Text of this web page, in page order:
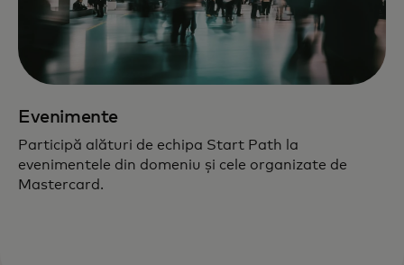
Evenimente
Participă alături de echipa Start Path la
evenimentele din domeniu și cele organizate de
Mastercard.